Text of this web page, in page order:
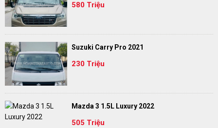
580 Triệu
Suzuki Carry Pro 2021
230 Triệu
Mazda 3 1.5L Luxury 2022
505 Triệu